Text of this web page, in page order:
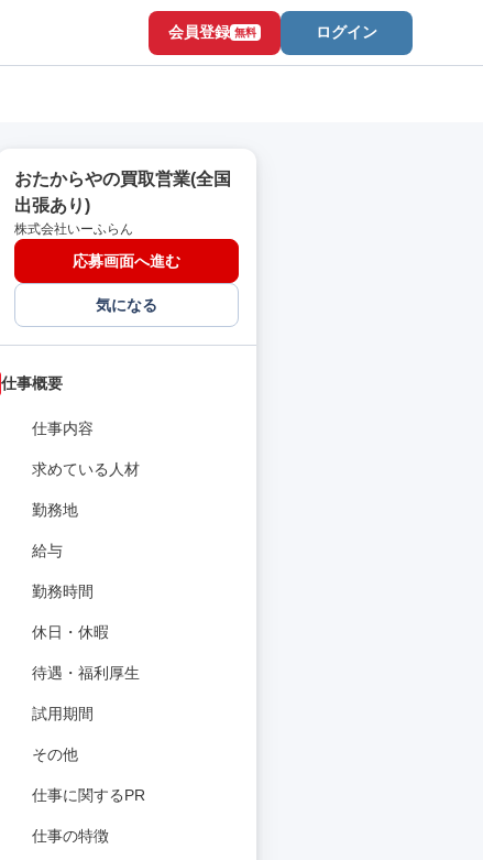
会員登録 無料 ログイン
おたからやの買取営業(全国
出張あり)
株式会社いーふらん
応募画面へ進む
気になる
仕事概要
仕事内容
求めている人材
勤務地
給与
勤務時間
休日・休暇
待遇・福利厚生
試用期間
その他
仕事に関するPR
仕事の特徴